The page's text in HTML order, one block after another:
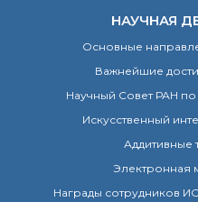
НАУЧНАЯ
Основные
Важнейшие
Научный Совет РАН
Искусственный
Аддитивные
Электронная
Награды сотрудников